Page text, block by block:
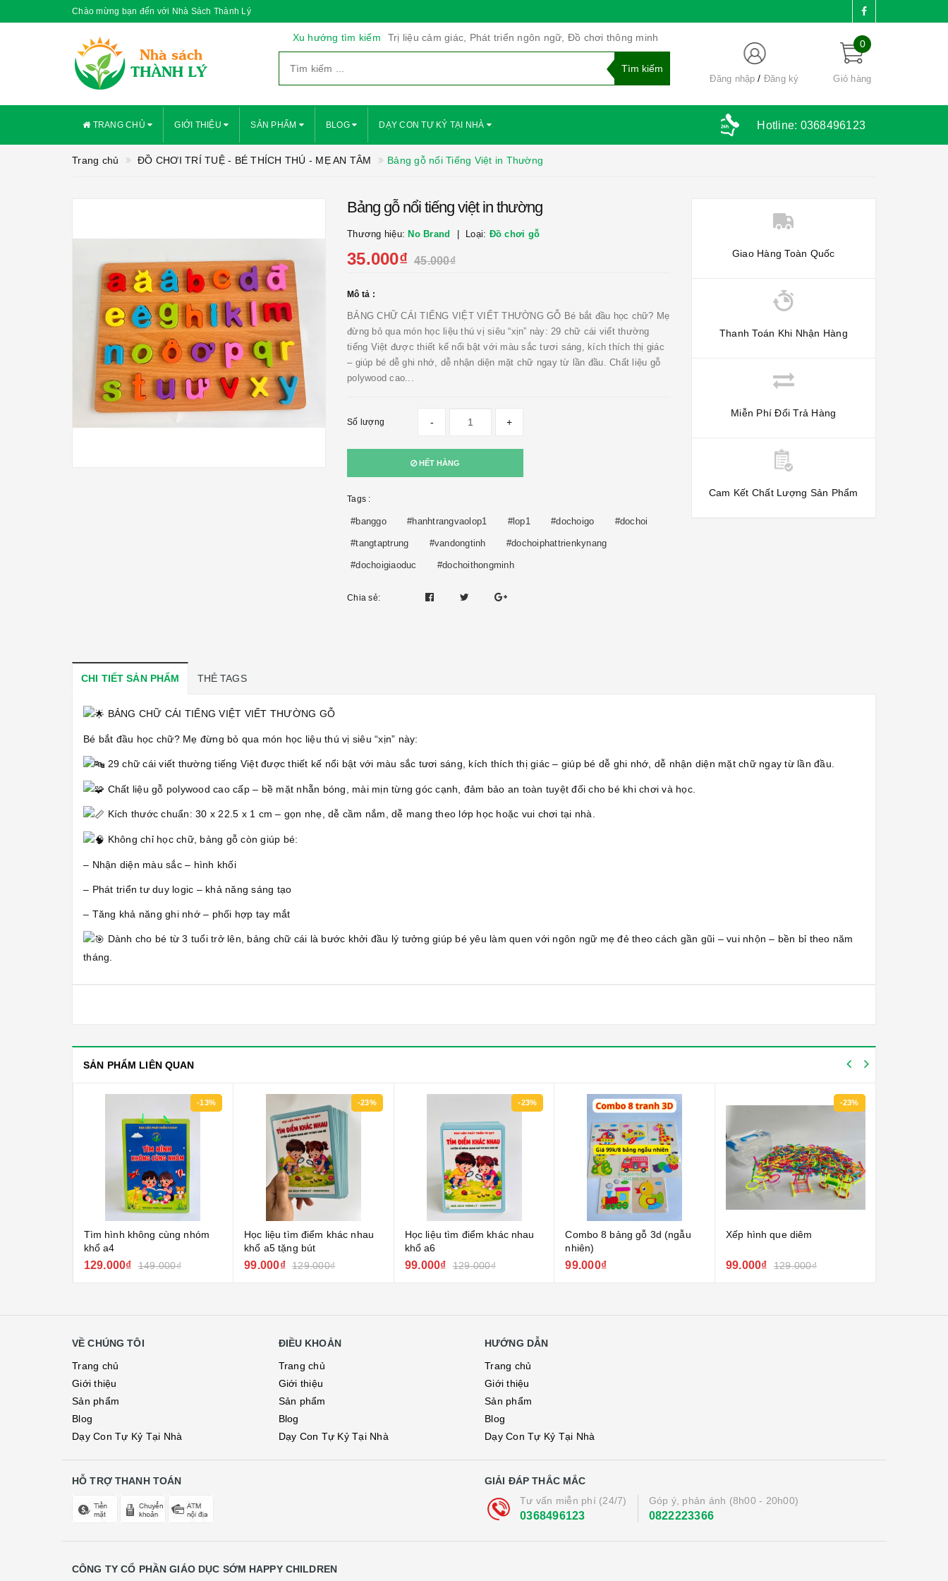
Chào mừng bạn đến với Nhà Sách Thành Lý
Xu hướng tìm kiếm Trị liệu cảm giác, Phát triển ngôn ngữ, Đồ chơi thông minh
Đăng nhập Đăng ký
0
Giỏ hàng
TRANG CHỦ GIỚI THIỆU SẢN PHẨM BLOG DẠY CON TỰ KỶ TẠI NHÀ Hotline: 0368496123
Trang chủ ĐỒ CHƠI TRÍ TUỆ - BÉ THÍCH THÚ - MẸ AN TÂM Bảng gỗ nổi Tiếng Việt in Thường
Bảng gỗ nổi tiếng việt in thường
Thương hiệu: No Brand Loại: Đồ chơi gỗ
35.000₫ 45.000₫
Mô tả :
BẢNG CHỮ CÁI TIẾNG VIỆT VIẾT THƯỜNG GỖ Bé bắt đầu học chữ? Mẹ
đừng bỏ qua món học liệu thú vị siêu “xịn” này: 29 chữ cái viết thường
tiếng Việt được thiết kế nổi bật với màu sắc tươi sáng, kích thích thị giác
– giúp bé dễ ghi nhớ, dễ nhận diện mặt chữ ngay từ lần đầu. Chất liệu gỗ
polywood cao...
Số lượng - +
HẾT HÀNG
Tags :
#banggo #hanhtrangvaolop1 #lop1 #dochoigo #dochoi
#tangtaptrung #vandongtinh #dochoiphattrienkynang
#dochoigiaoduc #dochoithongminh
Chia sẻ:
Giao Hàng Toàn Quốc
Thanh Toán Khi Nhận Hàng
Miễn Phí Đổi Trả Hàng
Cam Kết Chất Lượng Sản Phẩm
CHI TIẾT SẢN PHẨM THẺ TAGS
BẢNG CHỮ CÁI TIẾNG VIỆT VIẾT THƯỜNG GỖ
Bé bắt đầu học chữ? Mẹ đừng bỏ qua món học liệu thú vị siêu “xịn” này:
29 chữ cái viết thường tiếng Việt được thiết kế nổi bật với màu sắc tươi sáng, kích thích thị giác – giúp bé dễ ghi nhớ, dễ nhận diện mặt chữ ngay từ lần đầu.
Chất liệu gỗ polywood cao cấp – bề mặt nhẵn bóng, mài mịn từng góc cạnh, đảm bảo an toàn tuyệt đối cho bé khi chơi và học.
Kích thước chuẩn: 30 x 22.5 x 1 cm – gọn nhẹ, dễ cầm nắm, dễ mang theo lớp học hoặc vui chơi tại nhà.
Không chỉ học chữ, bảng gỗ còn giúp bé:
– Nhận diện màu sắc – hình khối
– Phát triển tư duy logic – khả năng sáng tạo
– Tăng khả năng ghi nhớ – phối hợp tay mắt
Dành cho bé từ 3 tuổi trở lên, bảng chữ cái là bước khởi đầu lý tưởng giúp bé yêu làm quen với ngôn ngữ mẹ đẻ theo cách gần gũi – vui nhộn – bền bỉ theo năm
tháng.
SẢN PHẨM LIÊN QUAN
-13%
Tìm hình không cùng nhóm
khổ a4
129.000₫ 149.000₫
-23%
Học liệu tìm điểm khác nhau
khổ a5 tặng bút
99.000₫ 129.000₫
-23%
Học liệu tìm điểm khác nhau
khổ a6
99.000₫ 129.000₫
Combo 8 bảng gỗ 3d (ngẫu
nhiên)
99.000₫
-23%
Xếp hình que diêm
99.000₫ 129.000₫
VỀ CHÚNG TÔI
Trang chủ
Giới thiệu
Sản phẩm
Blog
Dạy Con Tự Kỷ Tại Nhà
ĐIỀU KHOẢN
Trang chủ
Giới thiệu
Sản phẩm
Blog
Dạy Con Tự Kỷ Tại Nhà
HƯỚNG DẪN
Trang chủ
Giới thiệu
Sản phẩm
Blog
Dạy Con Tự Kỷ Tại Nhà
HỖ TRỢ THANH TOÁN
GIẢI ĐÁP THẮC MẮC
Tư vấn miễn phí (24/7)
0368496123
Góp ý, phản ánh (8h00 - 20h00)
0822223366
CÔNG TY CỔ PHẦN GIÁO DỤC SỚM HAPPY CHILDREN